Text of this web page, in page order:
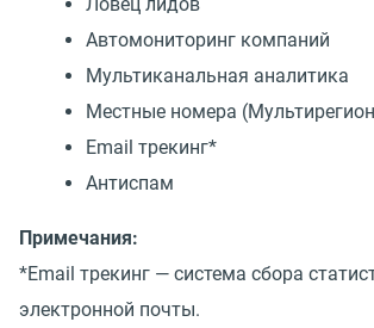
Автомониторинг компаний
Мультиканальная аналитика
Местные номера
Email трекинг*
Антиспам
Примечания:
*Email трекинг — система сбора
электронной почты.